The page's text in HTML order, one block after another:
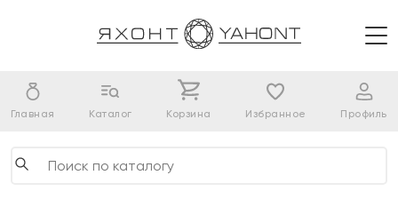
Главная Каталог Корзина Избранное Профиль